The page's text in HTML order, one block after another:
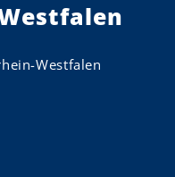
Westfalen